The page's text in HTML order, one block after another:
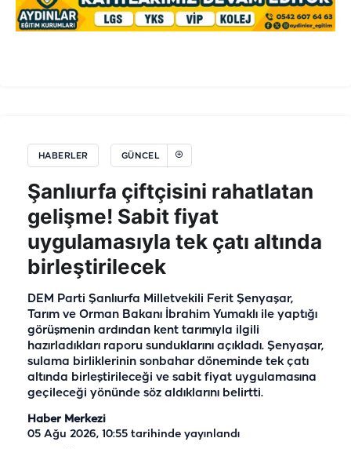
HABERLER GÜNCEL
Şanlıurfa çiftçisini rahatlatan
gelişme! Sabit fiyat
uygulamasıyla tek çatı altında
birleştirilecek
DEM Parti Şanlıurfa Milletvekili Ferit Şenyaşar,
Tarım ve Orman Bakanı İbrahim Yumaklı ile yaptığı
görüşmenin ardından kent tarımıyla ilgili
hazırladıkları raporu sunduklarını açıkladı. Şenyaşar,
sulama birliklerinin sonbahar döneminde tek çatı
altında birleştirileceği ve sabit fiyat uygulamasına
geçileceği yönünde söz aldıklarını belirtti.
Haber Merkezi
05 Ağu 2026, 10:55 tarihinde yayınlandı